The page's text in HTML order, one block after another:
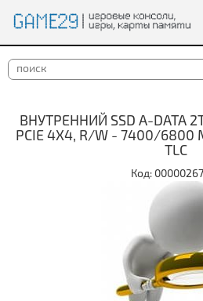
ВНУТРЕННИЙ SSD A-DATA
PCIE 4X4, R/W - 7400/6800
TLC
Код: